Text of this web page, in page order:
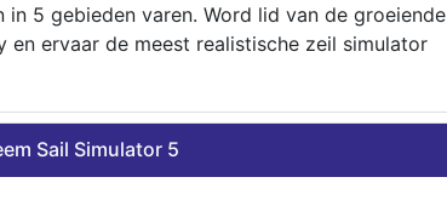
in 5 gebieden varen. Word lid van de groeiende
en ervaar de meest realistische zeil simulator
Sail Simulator 5